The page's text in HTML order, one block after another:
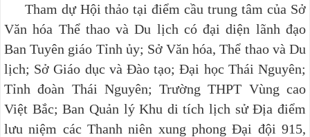
Tham dự Hội thảo tại điểm cầu trung tâm của Sở
Văn hóa Thể thao và Du lịch có đại diện lãnh đạo
Ban Tuyên giáo Tỉnh ủy; Sở Văn hóa, Thể thao và Du
lịch; Sở Giáo dục và Đào tạo; Đại học Thái Nguyên;
Tỉnh đoàn Thái Nguyên; Trường THPT Vùng cao
Việt Bắc; Ban Quản lý Khu di tích lịch sử Địa điểm
lưu niệm các Thanh niên xung phong Đại đội 915,